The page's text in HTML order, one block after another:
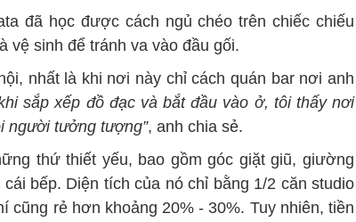
đã học được cách ngủ chéo trên chiếc chiếu
vệ sinh để tránh va vào đầu gối.
nhất là khi nơi này chỉ cách quán bar nơi anh
sắp xếp đồ đạc và bắt đầu vào ở, tôi thấy nơi
người tưởng tượng”, anh chia sẻ.
thứ thiết yếu, bao gồm góc giặt giũ, giường
bếp. Diện tích của nó chỉ bằng 1/2 căn studio
cũng rẻ hơn khoảng 20% - 30%. Tuy nhiên, tiền